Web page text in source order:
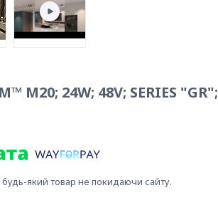
M20; 24W; 48V; SERIES "GR";
який товар не покидаючи сайту.